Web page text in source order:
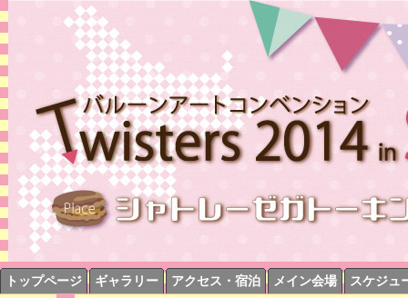
トップページ ギャラリー アクセス・宿泊 メイン会場 スケジュ